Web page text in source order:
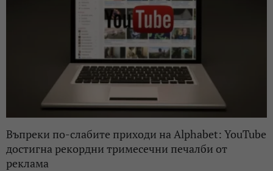
Въпреки по-слабите приходи на Alphabet: YouTube
достигна рекордни тримесечни печалби от
реклама